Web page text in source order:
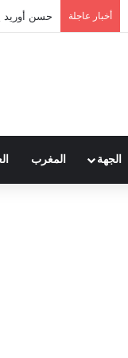
أخبار عاجلة حسن أوريد
الجهة المغرب